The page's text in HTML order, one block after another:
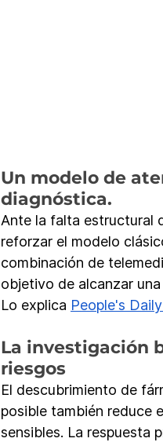
Un modelo de
diagnóstica.
Ante la falta estructural
reforzar el modelo
combinación de
objetivo de alcanzar
Lo explica People's
La investigación
riesgos
El descubrimiento de
posible también reduce
sensibles. La respuesta